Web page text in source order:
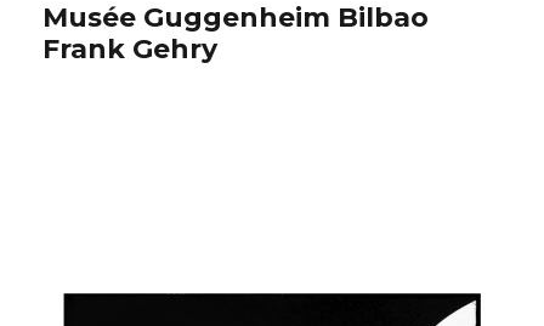
Musée Guggenheim Bilbao
Frank Gehry